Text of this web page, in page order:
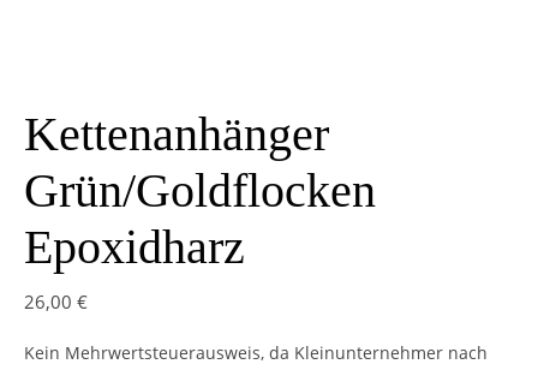
Kettenanhänger
Grün/Goldflocken
Epoxidharz
26,00 €
Kein Mehrwertsteuerausweis, da Kleinunternehmer nach